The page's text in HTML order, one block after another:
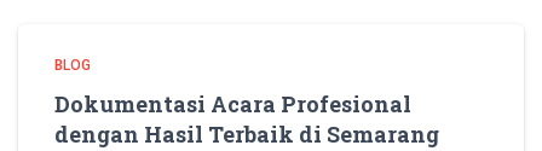
BLOG
Dokumentasi Acara Profesional
dengan Hasil Terbaik di Semarang